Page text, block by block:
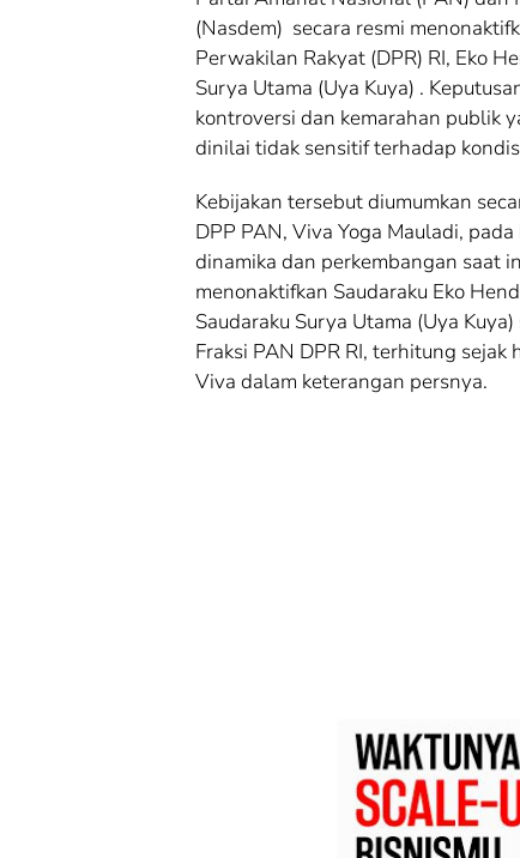
(Nasdem) secara resmi
Perwakilan Rakyat (DPR) RI, Eko
Surya Utama (Uya Kuya) .
kontroversi dan kemarahan publik
dinilai tidak sensitif terhadap
Kebijakan tersebut diumumkan
DPP PAN, Viva Yoga Mauladi,
dinamika dan perkembangan saat
menonaktifkan Saudaraku Eko
Saudaraku Surya Utama (Uya
Fraksi PAN DPR RI, terhitung sejak
Viva dalam keterangan persnya.